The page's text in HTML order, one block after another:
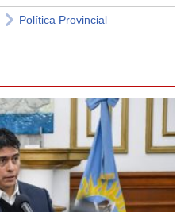
Política Provincial